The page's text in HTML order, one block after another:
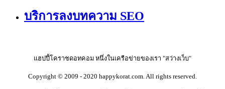
บริการลงบทความ SEO
แฮปปี้โคราชดอทคอม หนึ่งในเครือข่ายของเรา "สว่างเว็บ"
Copyright © 2009 - 2020 happykorat.com. All rights reserved.